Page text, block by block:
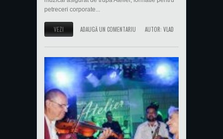
petreceri corporate...
VEZI ADAUGĂ UN COMENTARIU AUTOR: VLAD